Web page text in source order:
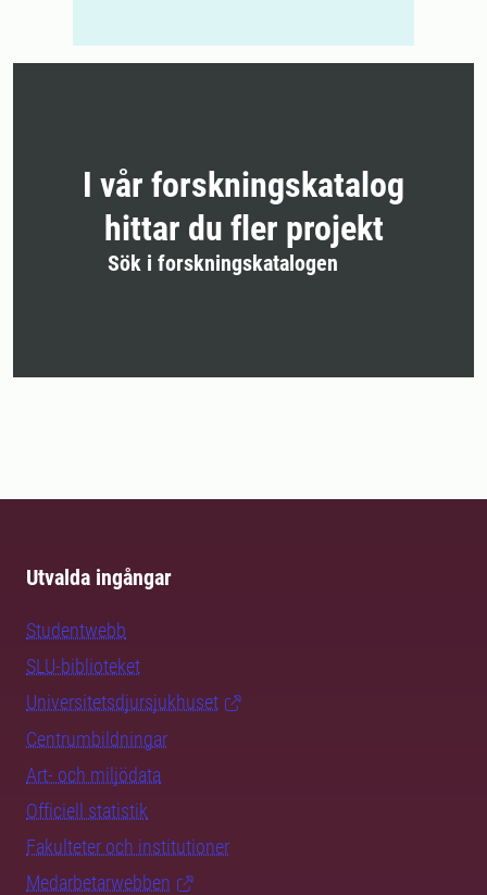
I vår forskningskatalog
hittar du fler projekt
Sök i forskningskatalogen
Utvalda ingångar
Studentwebb
SLU-biblioteket
Universitetsdjursjukhuset
Centrumbildningar
Art- och miljödata
Officiell statistik
Fakulteter och institutioner
Medarbetarwebben